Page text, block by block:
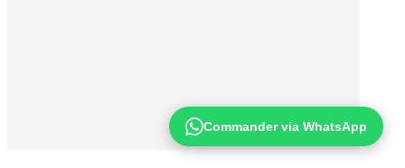
Commander via WhatsApp